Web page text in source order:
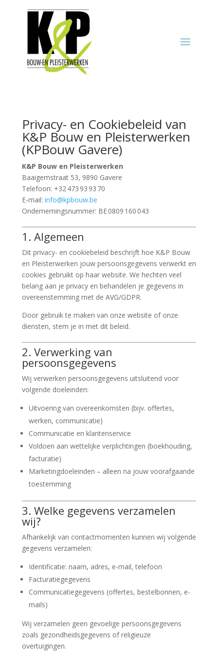
Privacy- en Cookiebeleid van
K&P Bouw en Pleisterwerken
(KPBouw Gavere)
K&P Bouw en Pleisterwerken
Baaigemstraat 53, 9890 Gavere
Telefoon: +32 473 93 93 70
E‑mail: info@kpbouw.be
Ondernemingsnummer: BE 0809 160 043
1. Algemeen
Dit privacy- en cookiebeleid beschrijft hoe K&P Bouw
en Pleisterwerken jouw persoonsgegevens verwerkt en
cookies gebruikt op haar website. We hechten veel
belang aan je privacy en behandelen je gegevens in
overeenstemming met de AVG/GDPR.
Door gebruik te maken van onze website of onze
diensten, stem je in met dit beleid.
2. Verwerking van
persoonsgegevens
Wij verwerken persoonsgegevens uitsluitend voor
volgende doeleinden:
Uitvoering van overeenkomsten (bijv. offertes,
werken, communicatie)
Communicatie en klantenservice
Voldoen aan wettelijke verplichtingen (boekhouding,
facturatie)
Marketingdoeleinden – alleen na jouw voorafgaande
toestemming
3. Welke gegevens verzamelen
wij?
Afhankelijk van contactmomenten kunnen wij volgende
gegevens verzamelen:
Identificatie: naam, adres, e-mail, telefoon
Facturatiegegevens
Communicatiegegevens (offertes, bestelbonnen, e-
mails)
Wij verzamelen geen gevoelige persoonsgegevens
zoals gezondheidsgegevens of religieuze
overtuigingen.